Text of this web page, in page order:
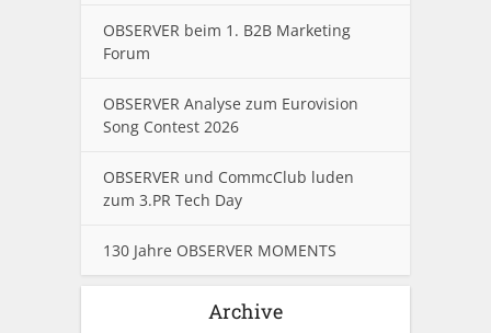
OBSERVER beim 1. B2B Marketing
Forum
OBSERVER Analyse zum Eurovision
Song Contest 2026
OBSERVER und CommcClub luden
zum 3.PR Tech Day
130 Jahre OBSERVER MOMENTS
Archive